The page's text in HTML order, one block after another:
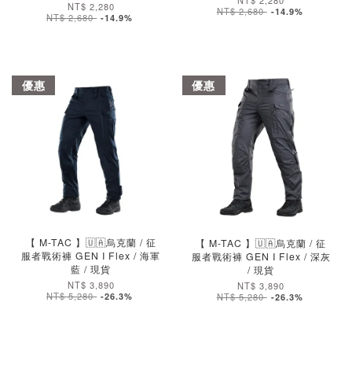
NT$ 2,280
NT$ 2,680 -14.9%
NT$ 2,680 -14.9%
加入購物車
優惠
【 M-TAC 】🇺🇦烏克蘭 / 征
服者戰術褲 GEN I Flex / 海軍
藍 / 現貨
NT$ 3,890
NT$ 5,280 -26.3%
優惠
【 M-TAC 】🇺🇦烏克蘭 / 征
服者戰術褲 GEN I Flex / 深灰
/ 現貨
NT$ 3,890
NT$ 5,280 -26.3%